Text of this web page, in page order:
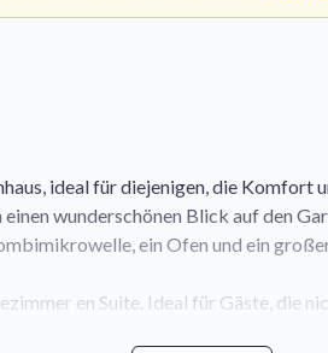
ideal für diejenigen, die
wunderschönen Blick auf den
ein Ofen und ein
en Suite. Ideal für Gäste, die